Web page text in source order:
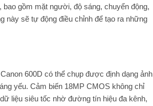
gồm mặt người, độ sáng, chuyển động,
này sẽ tự động điều chỉnh để tạo ra những
600D có thể chụp được định dạng ảnh
yếu. Cảm biến 18MP CMOS không chỉ
liệu siêu tốc nhờ đường tín hiệu đa kênh,